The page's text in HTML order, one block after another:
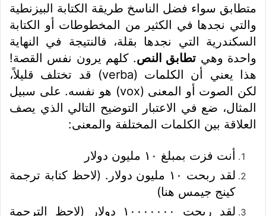
متطابق سواء فضل الناسخ طريقة الكتابة البيزنطية
والتي نجدها في الكثير من المخطوطات أو الكتابة
السكندرية التي نجدها بقلة، فالنتيجة في النهاية
واحدة وهي تطابق النص. كلهم يرون نفس القصة!
هذا يعني أن الكلمات (verba) قد تختلف قليلاً،
لكن الصوت أو المعنى (vox) هو نفسه. على سبيل
المثال، ضع في الاعتبار التوضيح التالي الذي يصف
العلاقة بين الكلمات المختلفة والمعنى:
أنت فزت بمبلغ ١٠ مليون دولار
لقد ربحت ١٠ مليون دولار. (لاحظ كتابة ترجمة
كينج جيمس هنا)
لقد ربحت ١٠٠٠٠٠٠٠ دولار (لاحظ الترجمة